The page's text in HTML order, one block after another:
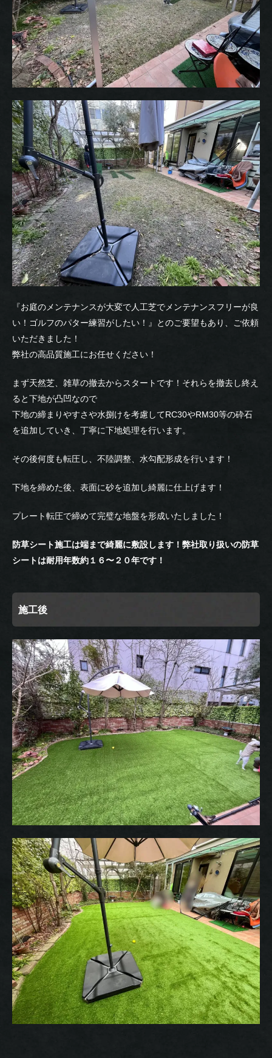
『お庭のメンテナンスが大変で人工芝でメンテナンスフリーが良
い！ゴルフのパター練習がしたい！』とのご要望もあり、ご依頼
いただきました！
弊社の高品質施工にお任せください！
まず天然芝、雑草の撤去からスタートです！それらを撤去し終え
ると下地が凸凹なので
下地の締まりやすさや水捌けを考慮してRC30やRM30等の砕石
を追加していき、丁寧に下地処理を行います。
その後何度も転圧し、不陸調整、水勾配形成を行います！
下地を締めた後、表面に砂を追加し綺麗に仕上げます！
プレート転圧で締めて完璧な地盤を形成いたしました！
防草シート施工は端まで綺麗に敷設します！弊社取り扱いの防草
シートは耐用年数約１６〜２０年です！
施工後